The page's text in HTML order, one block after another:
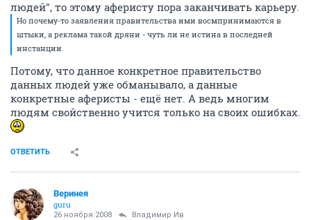
людей", то этому аферисту пора заканчивать карьеру.
Но почему-то заявления правительства ими восмпринимаются в
штыки, а реклама такой дряни - чуть ли не истина в последней
инстанции.
Потому, что данное конкретное правительство
данных людей уже обманывало, а данные
конкретные аферисты - ещё нет. А ведь многим
людям свойственно учится только на своих ошибках.
ОТВЕТИТЬ
Веринея
guru
26 ноября 2008 Владимир Ив